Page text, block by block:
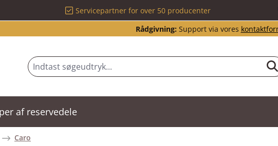
Servicepartner for over 50 producenter
Rådgivning: Support via vores
af reservedele
Caro